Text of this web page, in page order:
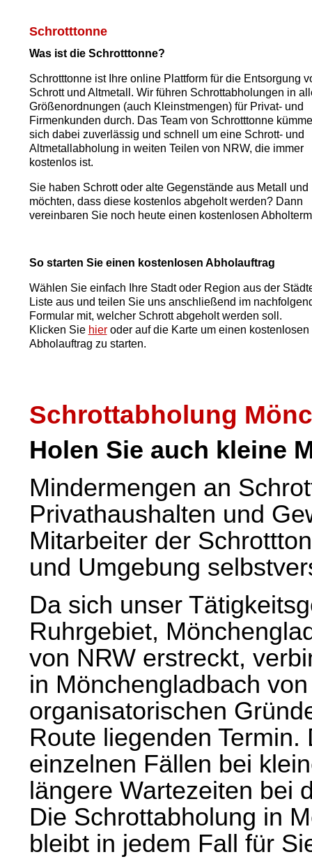
Schrotttonne
Was ist die Schrotttonne?
Schrotttonne ist Ihre online Plattform für die Entsorgung
Schrott und Altmetall. Wir führen Schrottabholungen in
Größenordnungen (auch Kleinstmengen) für Privat- und
Firmenkunden durch. Das Team von Schrotttonne
sich dabei zuverlässig und schnell um eine Schrott- und
Altmetallabholung in weiten Teilen von NRW, die immer
kostenlos ist.
Sie haben Schrott oder alte Gegenstände aus Metall und
möchten, dass diese kostenlos abgeholt werden? Dann
vereinbaren Sie noch heute einen kostenlosen
So starten Sie einen kostenlosen Abholauftrag
Wählen Sie einfach Ihre Stadt oder Region aus der
Liste aus und teilen Sie uns anschließend im
Formular mit, welcher Schrott abgeholt werden soll.
Klicken Sie hieroder auf die Karte um einen kostenlosen
Abholauftrag zu starten.
Schrottabholung
Holen Sie auch kleine
Mindermengen an
Privathaushalten und
Mitarbeiter der
und Umgebung
Da sich unser
Ruhrgebiet,
von NRW erstreckt,
in Mönchengladbach
organisatorischen
Route liegenden
einzelnen Fällen bei
längere Wartezeiten bei
Die Schrottabholung in
bleibt in jedem Fall für